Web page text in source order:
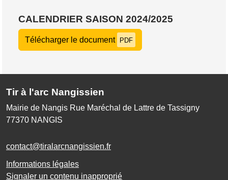
CALENDRIER SAISON 2024/2025
Télécharger le document PDF
Tir à l'arc Nangissien
Mairie de Nangis Rue Maréchal de Lattre de Tassigny
77370 NANGIS
contact@tiralarcnangissien.fr
Informations légales
Signaler un contenu inapproprié